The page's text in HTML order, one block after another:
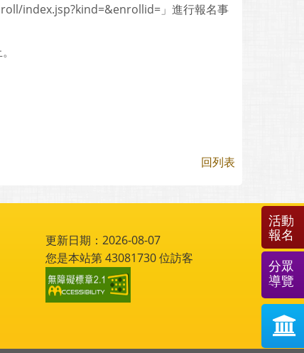
index.jsp?kind=&enrollid=」進行報名事
回列表
更新日期：2026-08-07
您是本站第43081730位訪客
活動
報名
分眾
導覽